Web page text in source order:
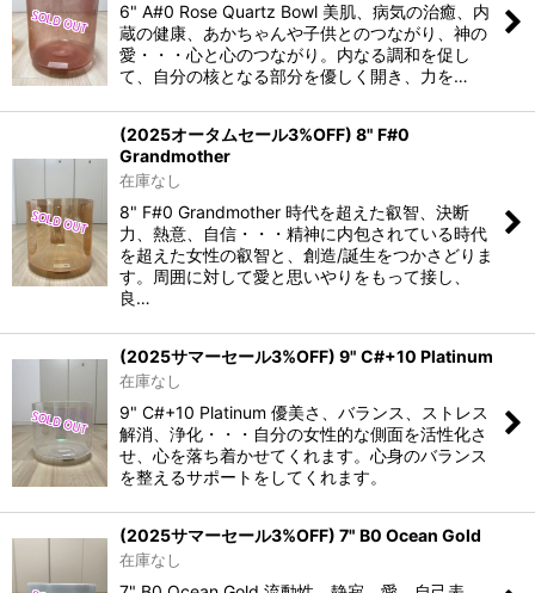
6" A#0 Rose Quartz Bowl 美肌、病気の治癒、内
蔵の健康、あかちゃんや子供とのつながり、神の
愛・・・心と心のつながり。内なる調和を促し
て、自分の核となる部分を優しく開き、力を…
(2025オータムセール3%OFF) 8" F#0
Grandmother
在庫なし
8" F#0 Grandmother 時代を超えた叡智、決断
力、熱意、自信・・・精神に内包されている時代
を超えた女性の叡智と、創造/誕生をつかさどりま
す。周囲に対して愛と思いやりをもって接し、
良…
(2025サマーセール3%OFF) 9" C#+10 Platinum
在庫なし
9" C#+10 Platinum 優美さ、バランス、ストレス
解消、浄化・・・自分の女性的な側面を活性化さ
せ、心を落ち着かせてくれます。心身のバランス
を整えるサポートをしてくれます。
(2025サマーセール3%OFF) 7" B0 Ocean Gold
在庫なし